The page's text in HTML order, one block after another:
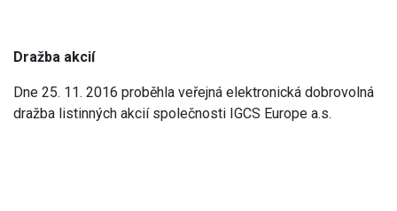
Dražba akcií
Dne 25. 11. 2016 proběhla veřejná elektronická dobrovolná
dražba listinných akcií společnosti IGCS Europe a.s.